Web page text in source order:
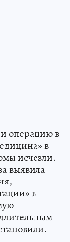
операцию в
в
исчезли.
выявила
в